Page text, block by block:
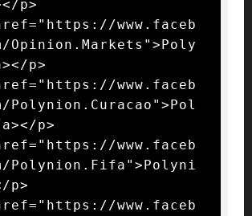
p>
www.faceb
Opinion.Markets">Poly
p>
www.faceb
Polynion.Curacao">Pol
p>
www.faceb
Polynion.Fifa">Polyni
p>
www.faceb